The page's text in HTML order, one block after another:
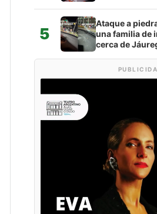
5
Ataque a
una familia de
cerca de